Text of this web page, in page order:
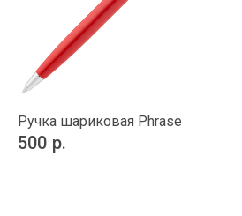
Ручка шариковая Phrase
500 р.